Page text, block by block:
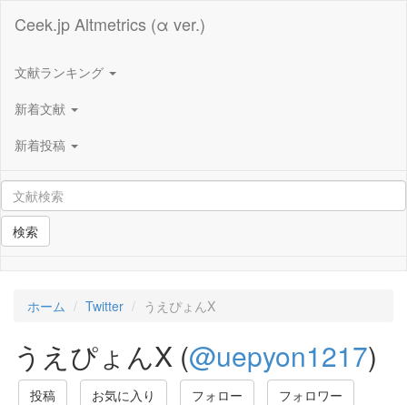
Ceek.jp Altmetrics (α ver.)
文献ランキング
新着文献
新着投稿
検索
ホーム Twitter うえぴょんX
うえぴょんX (@uepyon1217)
投稿 お気に入り フォロー フォロワー